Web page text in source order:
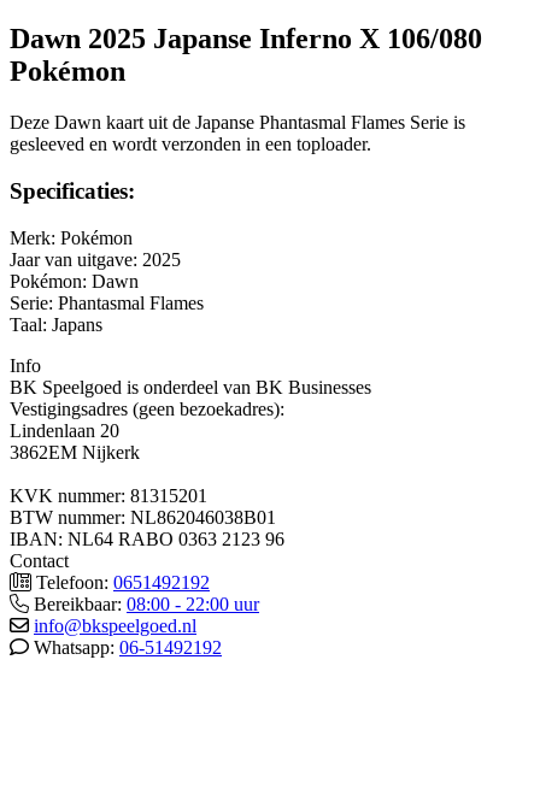
Dawn 2025 Japanse Inferno X 106/080
Pokémon
Deze Dawn kaart uit de Japanse Phantasmal Flames Serie is
gesleeved en wordt verzonden in een toploader.
Specificaties:
Merk: Pokémon
Jaar van uitgave: 2025
Pokémon: Dawn
Serie: Phantasmal Flames
Taal: Japans
Info
BK Speelgoed is onderdeel van BK Businesses
Vestigingsadres (geen bezoekadres):
Lindenlaan 20
3862EM Nijkerk
KVK nummer: 81315201
BTW nummer: NL862046038B01
IBAN: NL64 RABO 0363 2123 96
Contact
Telefoon: 0651492192
Bereikbaar: 08:00 - 22:00 uur
info@bkspeelgoed.nl
Whatsapp: 06-51492192